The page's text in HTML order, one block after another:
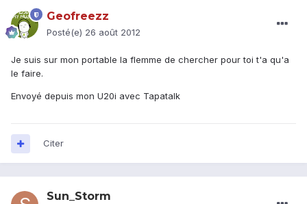
Geofreezz
Posté(e) 26 août 2012
Je suis sur mon portable la flemme de chercher pour toi t'a qu'a
le faire.
Envoyé depuis mon U20i avec Tapatalk
Citer
Sun_Storm